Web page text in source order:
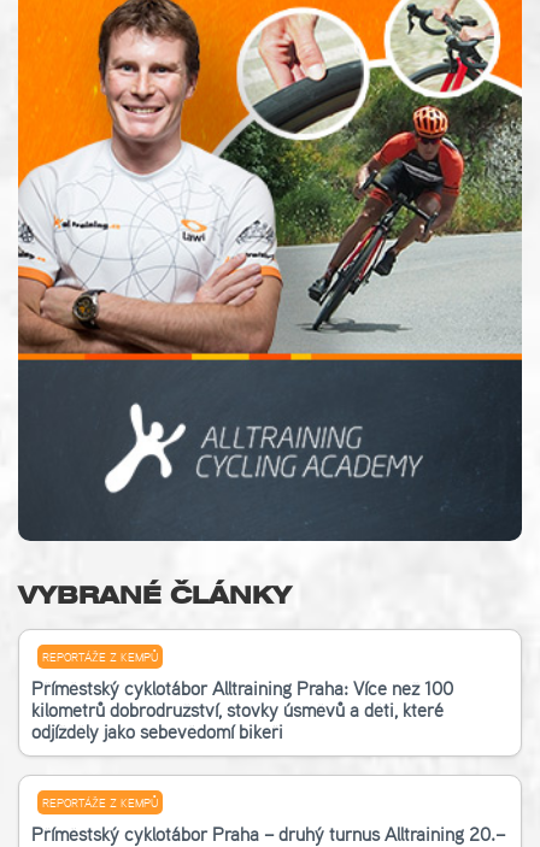
VYBRANÉ ČLÁNKY
REPORTÁŽE Z KEMPŮ
Příměstský cyklotábor Alltraining Praha: Více než 100
kilometrů dobrodružství, stovky úsměvů a děti, které
odjížděly jako sebevědomí bikeři
REPORTÁŽE Z KEMPŮ
Příměstský cyklotábor Praha – druhý turnus Alltraining 20.–